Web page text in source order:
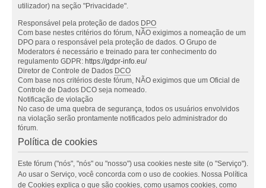
utilizador) na seção "Privacidade".
Responsável pela proteção de dados DPO
Com base nestes critérios do fórum, NÃO exigimos a nomeação de um
DPO para o responsável pela proteção de dados. O Grupo de
Moderators é necessário e treinado para ter conhecimento do
regulamento GDPR: https://gdpr-info.eu/
Diretor de Controle de Dados DCO
Com base nos critérios deste fórum, NÃO exigimos que um Oficial de
Controle de Dados DCO seja nomeado.
Notificação de violação
No caso de uma quebra de segurança, todos os usuários envolvidos
na violação serão prontamente notificados pelo administrador do
fórum.
Política de cookies
Este fórum ("nós", "nós" ou "nosso") usa cookies neste site (o "Serviço").
Ao usar o Serviço, você concorda com o uso de cookies. Nossa Política
de Cookies explica o que são cookies, como usamos cookies, como